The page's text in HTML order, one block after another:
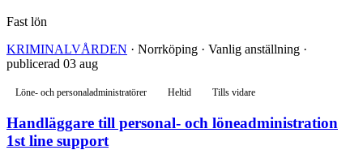
Fast lön
KRIMINALVÅRDEN · Norrköping · Vanlig anställning ·
publicerad 03 aug
Löne- och personaladministratörer Heltid Tills vidare
Handläggare till personal- och löneadministration
1st line support